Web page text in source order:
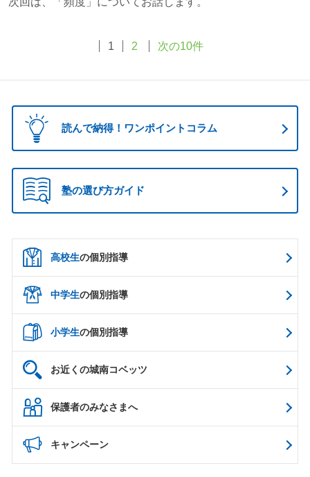
1 2 次の10件
読んで納得！ワンポイントコラム
塾の選び方ガイド
高校生の個別指導
中学生の個別指導
小学生の個別指導
お近くの城南コベッツ
保護者のみなさまへ
キャンペーン